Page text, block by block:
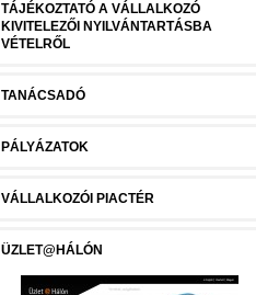
TÁJÉKOZTATÓ A VÁLLALKOZÓ
KIVITELEZŐI NYILVÁNTARTÁSBA
VÉTELRŐL
TANÁCSADÓ
PÁLYÁZATOK
VÁLLALKOZÓI PIACTÉR
ÜZLET@HÁLÓN